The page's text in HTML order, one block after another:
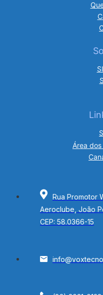
Área
Rua Promotor
Aeroclube, João
CEP: 58.0366-15